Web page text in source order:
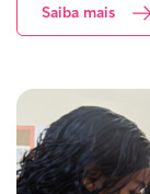
Saiba mais